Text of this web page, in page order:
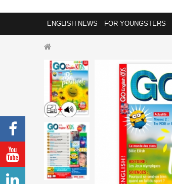
ENGLISH NEWS FOR YOUNGSTERS